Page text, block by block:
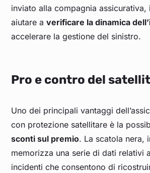
inviato alla compagnia assicurativa,
aiutare averificare la dinamica
accelerare la gestione del sinistro.
Pro e contro del
Uno dei principali vantaggi
con protezione satellitare è la
sconti sul premio. La scatola nera,
memorizza una serie di dati relativi
incidenti che consentono di